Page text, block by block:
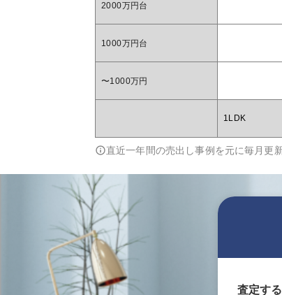
2000万円台
1000万円台
〜1000万円
1LDK
直近一年間の売出し事例を元に毎月更
査定す